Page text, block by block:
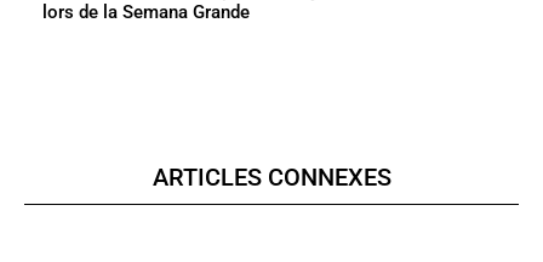
lors de la Semana Grande
ARTICLES CONNEXES